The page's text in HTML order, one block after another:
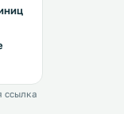
ссылка